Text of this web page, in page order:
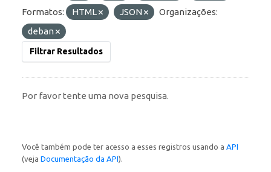
Formatos:
HTML JSON
Organizações:
deban
Filtrar Resultados
Por favor tente uma nova pesquisa.
Você também pode ter acesso a esses registros usando a API
(veja Documentação da API).